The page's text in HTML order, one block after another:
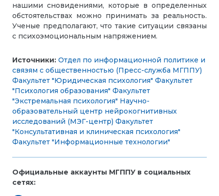
нашими сновидениями, которые в определенных
обстоятельствах можно принимать за реальность.
Ученые предполагают, что такие ситуации связаны
с психоэмоциональным напряжением.
Источники: Отдел по информационной политике и
связям с общественностью (Пресс-служба МГППУ)
Факультет "Юридическая психология" Факультет
"Психология образования" Факультет
"Экстремальная психология" Научно-
образовательный центр нейрокогнитивных
исследований (МЭГ-центр) Факультет
"Консультативная и клиническая психология"
Факультет "Информационные технологии"
Официальные аккаунты МГППУ в социальных
сетях: